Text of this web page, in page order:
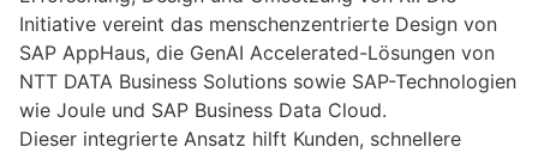
Initiative vereint das menschenzentrierte Design von
SAP AppHaus, die GenAI Accelerated-Lösungen von
NTT DATA Business Solutions sowie SAP-Technologien
wie Joule und SAP Business Data Cloud.
Dieser integrierte Ansatz hilft Kunden, schnellere